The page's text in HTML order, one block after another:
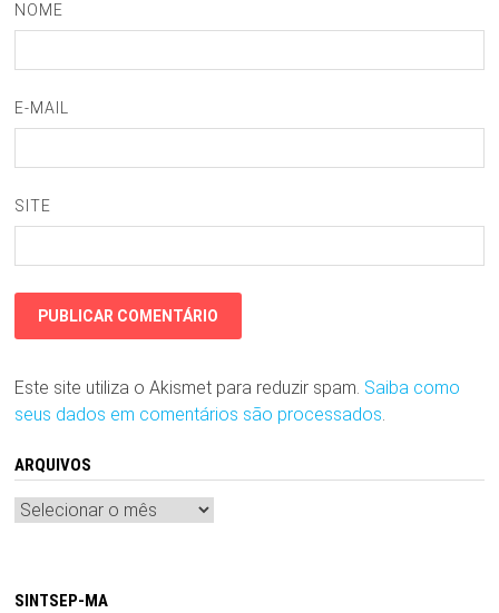
NOME
E-MAIL
SITE
Este site utiliza o Akismet para reduzir spam. Saiba como
seus dados em comentários são processados.
ARQUIVOS
Arquivos
SINTSEP-MA